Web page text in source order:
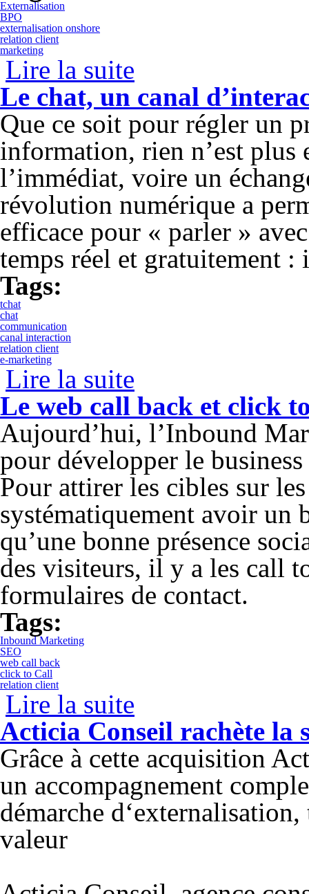
Externalisation
BPO
externalisation onshore
relation client
marketing
Lire la suite
Le chat, un canal
Que ce soit pour régler un
information, rien n’est plus
l’immédiat, voire un
révolution numérique a
efficace pour « parler »
temps réel et gratuitement
Tags:
tchat
chat
communication
canal interaction
relation client
e-marketing
Lire la suite
Le web call back et click
Aujourd’hui, l’Inbound
pour développer le
Pour attirer les cibles sur
systématiquement avoir un
qu’une bonne présence
des visiteurs, il y a les call
formulaires de contact.
Tags:
Inbound Marketing
SEO
web call back
click to Call
relation client
Lire la suite
Acticia Conseil rachète la
Grâce à cette acquisition
un accompagnement
démarche
valeur